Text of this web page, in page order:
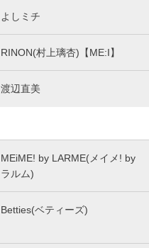
よしミチ
RINON(村上璃杏)【ME:I】
渡辺直美
MEiME! by LARME(メイメ! by
ラルム)
Betties(ベティーズ)